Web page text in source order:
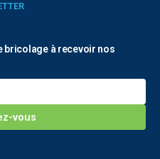
bricolage à recevoir nos